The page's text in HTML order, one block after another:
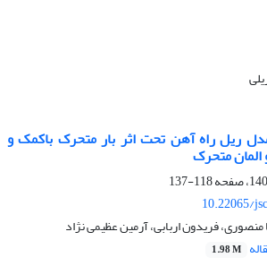
ریل راه آهن تحت اثر بار متحرک باکمک و
متحرک
118-137
10.22065/
فریدون اربابی، آرمین عظیمی نژاد
1.98 M